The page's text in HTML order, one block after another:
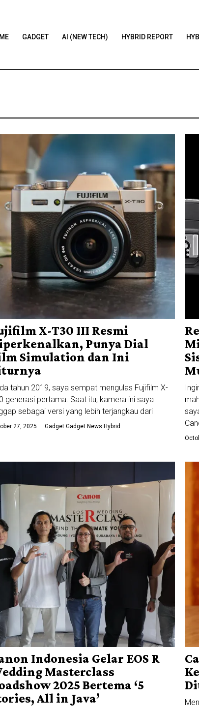
GADGET AI (NEW TECH) HYBRID REPORT
X-T30 III Resmi
Punya Dial
Simulation dan Ini
tahun 2019, saya sempat mengulas Fujifilm X-
generasi pertama. Saat itu, kamera ini saya
sebagai versi yang lebih terjangkau dari
27, 2025 Gadget·Gadget News· Hybrid
Indonesia Gelar EOS R
Masterclass
2025 Bertema ‘5
All in Java’